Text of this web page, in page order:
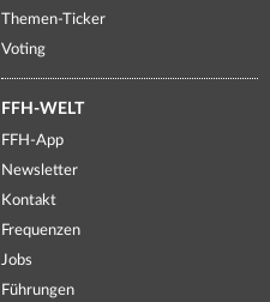
Themen-Ticker
Voting
FFH-WELT
FFH-App
Newsletter
Kontakt
Frequenzen
Jobs
Führungen